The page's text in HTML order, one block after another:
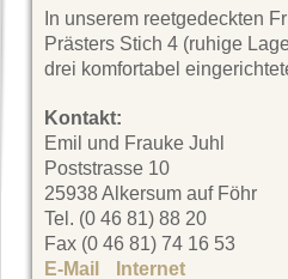
In unserem reetgedeckten
Prästers Stich 4 (ruhige
drei komfortabel
Kontakt:
Emil und Frauke Juhl
Poststrasse 10
25938 Alkersum auf Föhr
Tel. (0 46 81) 88 20
Fax (0 46 81) 74 16 53
E-Mail
Internet